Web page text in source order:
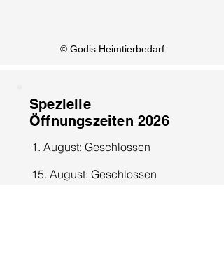
© Godis Heimtierbedarf
Spezielle
Öffnungszeiten 2026
1. August: Geschlossen
15. August: Geschlossen